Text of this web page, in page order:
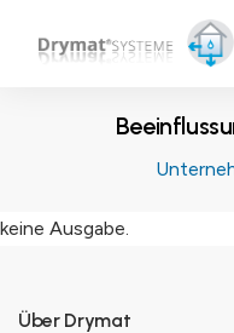
keine Ausgabe.
Über Drymat